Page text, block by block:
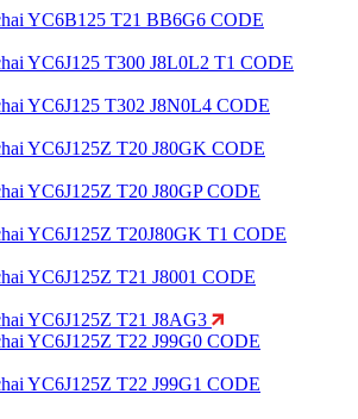
YC6B125 T21 BB6G6 CODE
YC6J125 T300 J8L0L2 T1 CODE
YC6J125 T302 J8N0L4 CODE
YC6J125Z T20 J80GK CODE
YC6J125Z T20 J80GP CODE
YC6J125Z T20J80GK T1 CODE
YC6J125Z T21 J8001 CODE
YC6J125Z T21 J8AG3
YC6J125Z T22 J99G0 CODE
YC6J125Z T22 J99G1 CODE